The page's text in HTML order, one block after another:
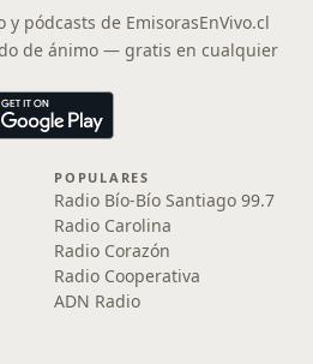
pódcasts de EmisorasEnVivo.cl
de ánimo — gratis en cualquier
POPULARES
Radio Bío-Bío Santiago 99.7
Radio Carolina
Radio Corazón
Radio Cooperativa
ADN Radio